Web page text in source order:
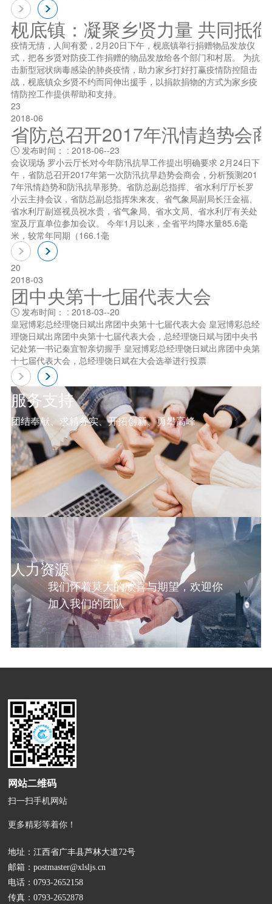
枧底镇：凝聚乡贤力量 共同抵
疫情无情，人间有爱，2月20日下午，枧底镇举行捐赠物品发放仪
式，把各乡贤对防疫工作捐赠的物品发放给各个部门和村居。 为抗
击新型冠状病毒感染的肺炎疫情，助力家乡打好打赢疫情防控阻击
战，枧底镇众乡贤不约而同伸出援手，以捐款捐物的方式为家乡疫
情防控工作提供帮助和支持。
23
2018-06
省防总召开2017年汛情趋势会
发布时间： : 2018-06--23
会议现场 罗小云厅长对今年防汛抗旱工作提出明确要求 2月24日下
午，省防总召开2017年第一次防汛抗旱趋势会商会，分析预测201
7年汛情趋势和防汛抗旱形势。省防总副总指挥、省水利厅厅长罗
小云主持会议，省防总副总指挥朱来友、省气象局副局长汪金福、
省水利厅副巡视员祝水贵，省气象局、省水文局、省水利厅有关处
室及厅直单位参加会议。 今年1月以来，全省平均降水量85.6毫
米，较常年同期（166.1毫
20
2018-03
团中央第十七届代表大会
发布时间： : 2018-03--20
皇冠博彩总经理饶日斌出席团中央第十七届代表大会 皇冠博彩总经
理饶日斌出席团中央第十七届代表大会，总经理饶日斌与团中央书
记处笫一书记秦宜智亲切握手 皇冠博彩总经理饶日斌出席团中央第
十七届代表大会，总经理饶日斌在大会选举进行投票
服务支持
团结奉献、求精务实、开拓创新、勇攀高峰
人力资源
我们怀着莫大的欣喜与期望，欢迎你
加入我们的团队
网站二维码
扫一扫手机网站
更多精彩等着你！
地址：江西省广丰县芦林大道72号
邮箱：postmaster@xlsljs.cn
电话：0793-2652158
传真：0793-2652878